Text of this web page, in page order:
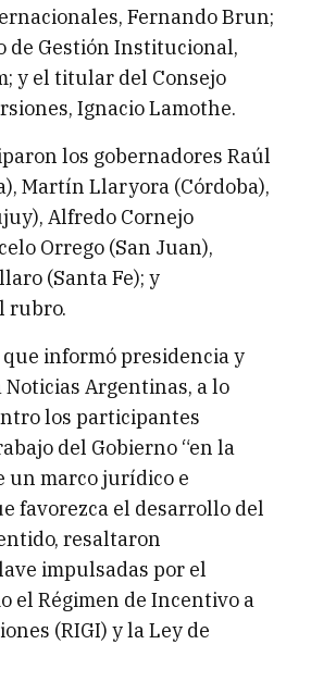
Fernando Brun;
de Gestión Institucional,
y el titular del Consejo
Ignacio Lamothe.
los gobernadores Raúl
Martín Llaryora (Córdoba),
Alfredo Cornejo
Orrego (San Juan),
(Santa Fe); y
rubro.
que informó presidencia y
Noticias Argentinas, a lo
los participantes
del Gobierno “en la
un marco jurídico e
favorezca el desarrollo del
resaltaron
impulsadas por el
el Régimen de Incentivo a
(RIGI) y la Ley de